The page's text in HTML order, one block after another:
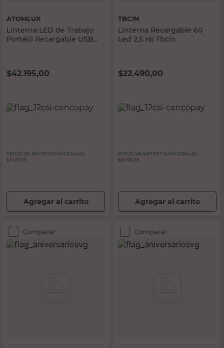
ATOMLUX
Linterna LED de Trabajo
Portátil Recargable USB
$42.195,00
PRECIO SIN IMPUESTOS NACIONALES:
$34.871,91
Agregar al carrito
TBCIN
Linterna Recargable 60
Led 2,5 Hs Tbcin
$22.490,00
PRECIO SIN IMPUESTOS NACIONALES:
$18.586,78
Agregar al carrito
Comparar Comparar